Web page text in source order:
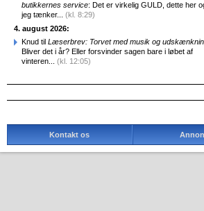
butikkernes service: Det er virkelig GULD, dette her
jeg tænker... (kl. 8:29)
4. august 2026:
Knud til Læserbrev: Torvet med musik og
Bliver det i år? Eller forsvinder sagen bare i løbet af
vinteren... (kl. 12:05)
Kontakt os